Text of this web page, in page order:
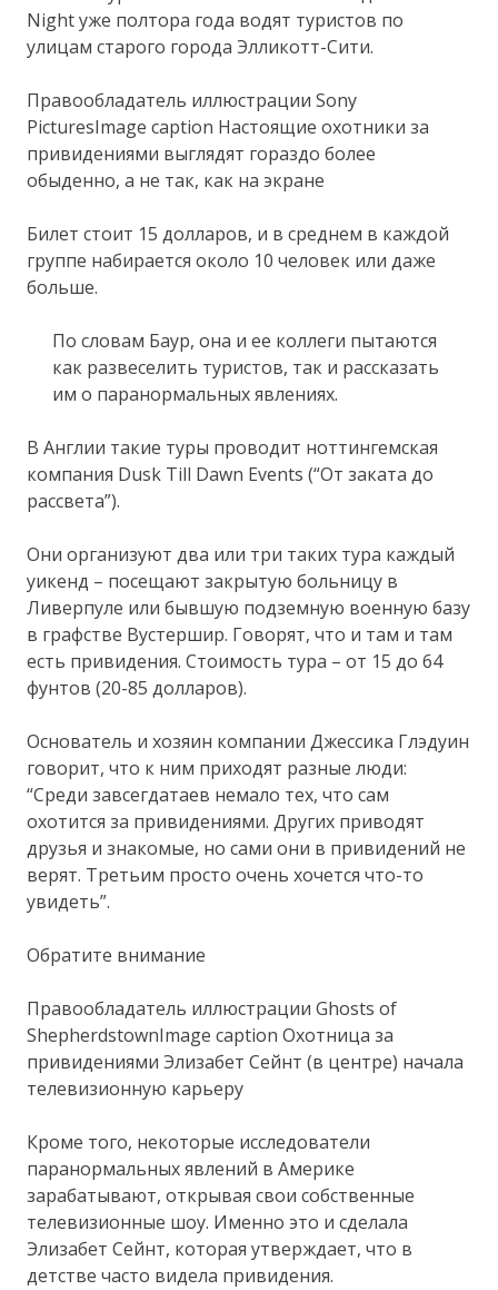
Night уже полтора года водят туристов по
улицам старого города Элликотт-Сити.
Правообладатель иллюстрации Sony
PicturesImage caption Настоящие охотники за
привидениями выглядят гораздо более
обыденно, а не так, как на экране
Билет стоит 15 долларов, и в среднем в каждой
группе набирается около 10 человек или даже
больше.
По словам Баур, она и ее коллеги пытаются
как развеселить туристов, так и рассказать
им о паранормальных явлениях.
В Англии такие туры проводит ноттингемская
компания Dusk Till Dawn Events (“От заката до
рассвета”).
Они организуют два или три таких тура каждый
уикенд – посещают закрытую больницу в
Ливерпуле или бывшую подземную военную базу
в графстве Вустершир. Говорят, что и там и там
есть привидения. Стоимость тура – от 15 до 64
фунтов (20-85 долларов).
Основатель и хозяин компании Джессика Глэдуин
говорит, что к ним приходят разные люди:
“Среди завсегдатаев немало тех, что сам
охотится за привидениями. Других приводят
друзья и знакомые, но сами они в привидений не
верят. Третьим просто очень хочется что-то
увидеть”.
Обратите внимание
Правообладатель иллюстрации Ghosts of
ShepherdstownImage caption Охотница за
привидениями Элизабет Сейнт (в центре) начала
телевизионную карьеру
Кроме того, некоторые исследователи
паранормальных явлений в Америке
зарабатывают, открывая свои собственные
телевизионные шоу. Именно это и сделала
Элизабет Сейнт, которая утверждает, что в
детстве часто видела привидения.